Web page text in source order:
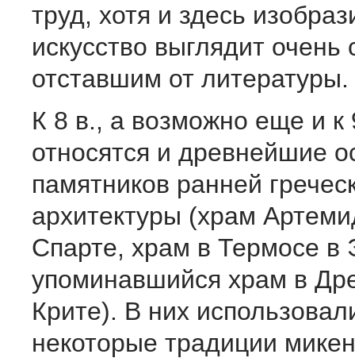
труд, хотя и здесь
искусство выглядит очень
отставшим от литературы.
К 8 в., а возможно еще и к
относятся и древнейшие
памятников ранней
архитектуры (храм
Спарте, храм в Термосе в
упоминавшийся храм в
Крите). В них
некоторые традиции